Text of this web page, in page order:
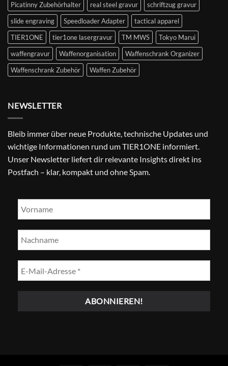
Picatinny Zubehörhalter
real steel gravur
schriftzug gravur
slide engraving
Speedloader Adapter
tactical apparel
TIER1ONE
tier1one lasergravur TM MWS
Tokyo Marui
waffengravur
Waffenorganisation
Waffenschrank Organizer
Waffenschrank Zubehör
Waffen Zubehör
NEWSLETTER
Bleib immer über neue Produkte, technische Updates und
wichtige Informationen rund um TIER1ONE informiert.
Unser Newsletter liefert dir relevante Insights direkt ins
Postfach – klar, kompakt und ohne Spam.